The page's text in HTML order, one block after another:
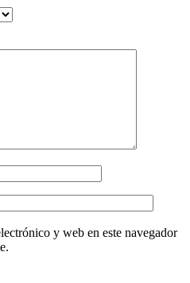
y web en este navegador